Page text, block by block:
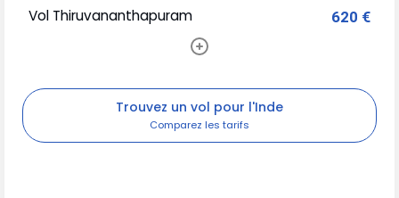
Vol Thiruvananthapuram 620 €
Trouvez un vol pour l'Inde